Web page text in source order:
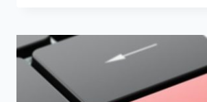
BARRAS
CONTAS
PLANILHA